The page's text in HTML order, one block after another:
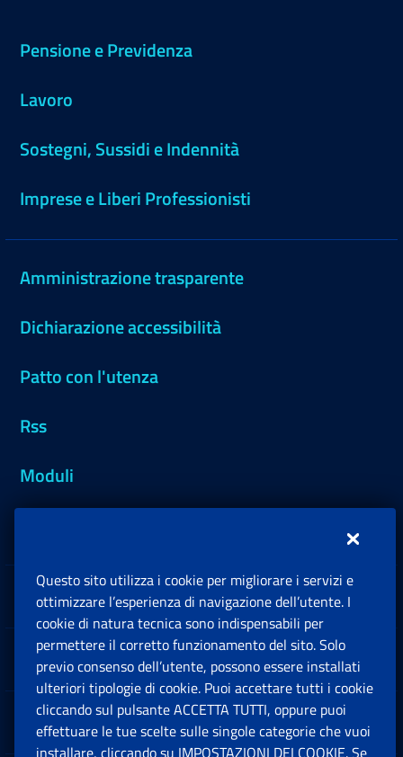
Pensione e Previdenza
Lavoro
Sostegni, Sussidi e Indennità
Imprese e Liberi Professionisti
Amministrazione trasparente
Dichiarazione accessibilità
Patto con l'utenza
Rss
Moduli
Sedi e Contatti
Software
Note Legali
Questo sito utilizza i cookie per migliorare i servizi e
ottimizzare l’esperienza di navigazione dell’utente. I
cookie di natura tecnica sono indispensabili per
permettere il corretto funzionamento del sito. Solo
previo consenso dell’utente, possono essere installati
ulteriori tipologie di cookie. Puoi accettare tutti i cookie
cliccando sul pulsante ACCETTA TUTTI, oppure puoi
effettuare le tue scelte sulle singole categorie che vuoi
installare, cliccando su IMPOSTAZIONI DEI COOKIE. Se